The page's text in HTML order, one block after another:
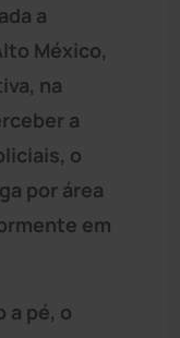
a
México,
na
a
o
por área
em
a pé, o